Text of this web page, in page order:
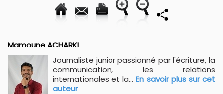
Mamoune ACHARKI
Journaliste junior passionné par l'écriture, la
communication, les relations
internationales et la...En savoir plus sur cet
auteur